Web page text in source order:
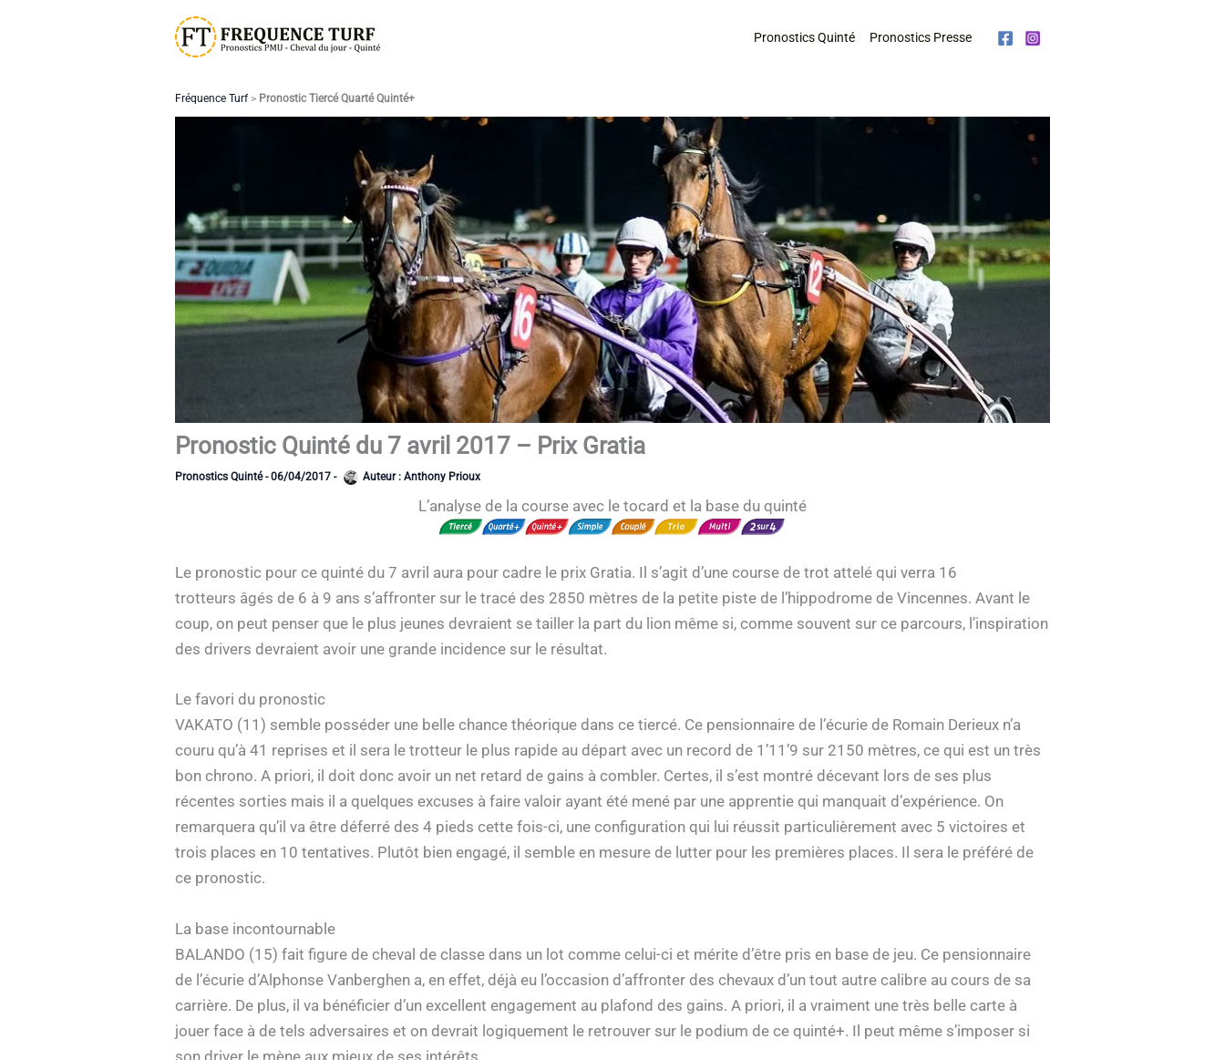
Pronostics Quinté Pronostics Presse
Fréquence Turf> Pronostic Tiercé Quarté Quinté+
Pronostic Quinté du 7 avril 2017 – Prix Gratia
Pronostics Quinté-06/04/2017 - Auteur : Anthony Prioux
L’analyse de la course avec le tocard et la base du quinté
Le pronostic pour ce quinté du 7 avril aura pour cadre le prix Gratia. Il s’agit d’une course de trot attelé qui verra 16
trotteurs âgés de 6 à 9 ans s’affronter sur le tracé des 2850 mètres de la petite piste de l’hippodrome de Vincennes. Avant le
coup, on peut penser que le plus jeunes devraient se tailler la part du lion même si, comme souvent sur ce parcours, l’inspiration
des drivers devraient avoir une grande incidence sur le résultat.
Le favori du pronostic
VAKATO (11) semble posséder une belle chance théorique dans ce tiercé. Ce pensionnaire de l’écurie de Romain Derieux n’a
couru qu’à 41 reprises et il sera le trotteur le plus rapide au départ avec un record de 1’11’9 sur 2150 mètres, ce qui est un très
bon chrono. A priori, il doit donc avoir un net retard de gains à combler. Certes, il s’est montré décevant lors de ses plus
récentes sorties mais il a quelques excuses à faire valoir ayant été mené par une apprentie qui manquait d’expérience. On
remarquera qu’il va être déferré des 4 pieds cette fois-ci, une configuration qui lui réussit particulièrement avec 5 victoires et
trois places en 10 tentatives. Plutôt bien engagé, il semble en mesure de lutter pour les premières places. Il sera le préféré de
ce pronostic.
La base incontournable
BALANDO (15) fait figure de cheval de classe dans un lot comme celui-ci et mérite d’être pris en base de jeu. Ce pensionnaire
de l’écurie d’Alphonse Vanberghen a, en effet, déjà eu l’occasion d’affronter des chevaux d’un tout autre calibre au cours de sa
carrière. De plus, il va bénéficier d’un excellent engagement au plafond des gains. A priori, il a vraiment une très belle carte à
jouer face à de tels adversaires et on devrait logiquement le retrouver sur le podium de ce quinté+. Il peut même s’imposer si
son driver le mène aux mieux de ses intérêts.